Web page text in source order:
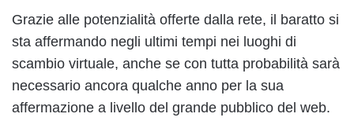
Grazie alle potenzialità offerte dalla rete, il baratto si
sta affermando negli ultimi tempi nei luoghi di
scambio virtuale, anche se con tutta probabilità sarà
necessario ancora qualche anno per la sua
affermazione a livello del grande pubblico del web.